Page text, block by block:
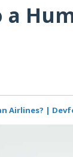
a
Airlines? |